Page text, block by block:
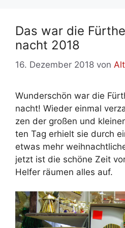
Das war die
nacht 2018
16. Dezember 2018 von
Wun­der­schön war die
nacht! Wie­der ein­mal
zen der gro­ßen und
ten Tag er­hielt sie durch
et­was mehr
jetzt ist die schö­ne Zeit
Hel­fer räu­men al­les auf.